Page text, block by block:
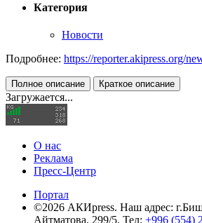
Категория
Новости
Подробнее: https://reporter.akipress.org/
Полное описание Краткое описание
Загружается...
О нас
Реклама
Пресс-Центр
Портал
©2026 АКИpress. Наш адрес:
Айтматова, 299/5, Тел: +996 (554)